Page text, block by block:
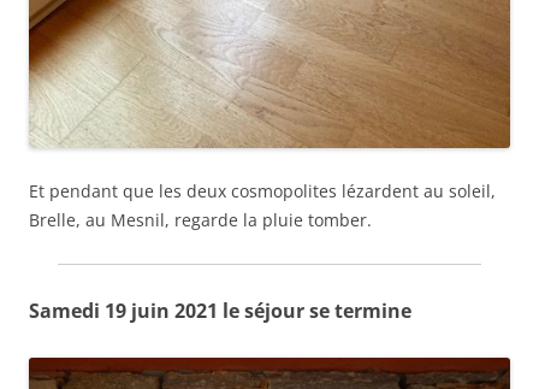
Et pendant que les deux cosmopolites lézardent au soleil,
Brelle, au Mesnil, regarde la pluie tomber.
Samedi 19 juin 2021 le séjour se termine